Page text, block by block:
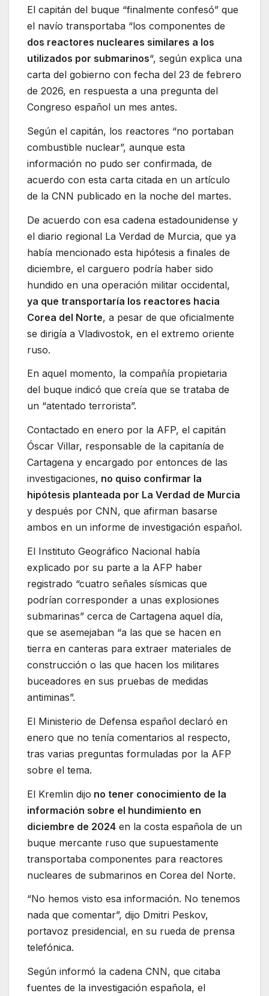
El capitán del buque “finalmente confesó” que
el navío transportaba “los componentes de
dos reactores nucleares similares a los
utilizados por submarinos“, según explica una
carta del gobierno con fecha del 23 de febrero
de 2026, en respuesta a una pregunta del
Congreso español un mes antes.
Según el capitán, los reactores “no portaban
combustible nuclear”, aunque esta
información no pudo ser confirmada, de
acuerdo con esta carta citada en un artículo
de la CNN publicado en la noche del martes.
De acuerdo con esa cadena estadounidense y
el diario regional La Verdad de Murcia, que ya
había mencionado esta hipótesis a finales de
diciembre, el carguero podría haber sido
hundido en una operación militar occidental,
ya que transportaría los reactores hacia
Corea del Norte, a pesar de que oficialmente
se dirigía a Vladivostok, en el extremo oriente
ruso.
En aquel momento, la compañía propietaria
del buque indicó que creía que se trataba de
un “atentado terrorista”.
Contactado en enero por la AFP, el capitán
Óscar Villar, responsable de la capitanía de
Cartagena y encargado por entonces de las
investigaciones, no quiso confirmar la
hipótesis planteada por La Verdad de Murcia
y después por CNN, que afirman basarse
ambos en un informe de investigación español.
El Instituto Geográfico Nacional había
explicado por su parte a la AFP haber
registrado “cuatro señales sísmicas que
podrían corresponder a unas explosiones
submarinas” cerca de Cartagena aquel día,
que se asemejaban “a las que se hacen en
tierra en canteras para extraer materiales de
construcción o las que hacen los militares
buceadores en sus pruebas de medidas
antiminas”.
El Ministerio de Defensa español declaró en
enero que no tenía comentarios al respecto,
tras varias preguntas formuladas por la AFP
sobre el tema.
El Kremlin dijo no tener conocimiento de la
información sobre el hundimiento en
diciembre de 2024 en la costa española de un
buque mercante ruso que supuestamente
transportaba componentes para reactores
nucleares de submarinos en Corea del Norte.
“No hemos visto esa información. No tenemos
nada que comentar”, dijo Dmitri Peskov,
portavoz presidencial, en su rueda de prensa
telefónica.
Según informó la cadena CNN, que citaba
fuentes de la investigación española, el